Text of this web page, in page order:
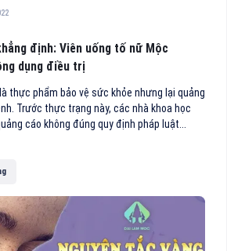
định: Viên uống tố nữ Mộc
dụng điều trị
thực phẩm bảo vệ sức khỏe nhưng lại quảng
Trước thực trạng này, các nhà khoa học
cáo không đúng quy định pháp luật...